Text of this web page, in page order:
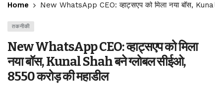
Home New WhatsApp CEO: व्‍हाट्सएप को मिला नया बॉस, Kunal
तकनीकी
New WhatsApp CEO: व्‍हाट्सएप को मिला
नया बॉस, Kunal Shah बने ग्‍लोबल सीईओ,
8550 करोड़ की महाडील